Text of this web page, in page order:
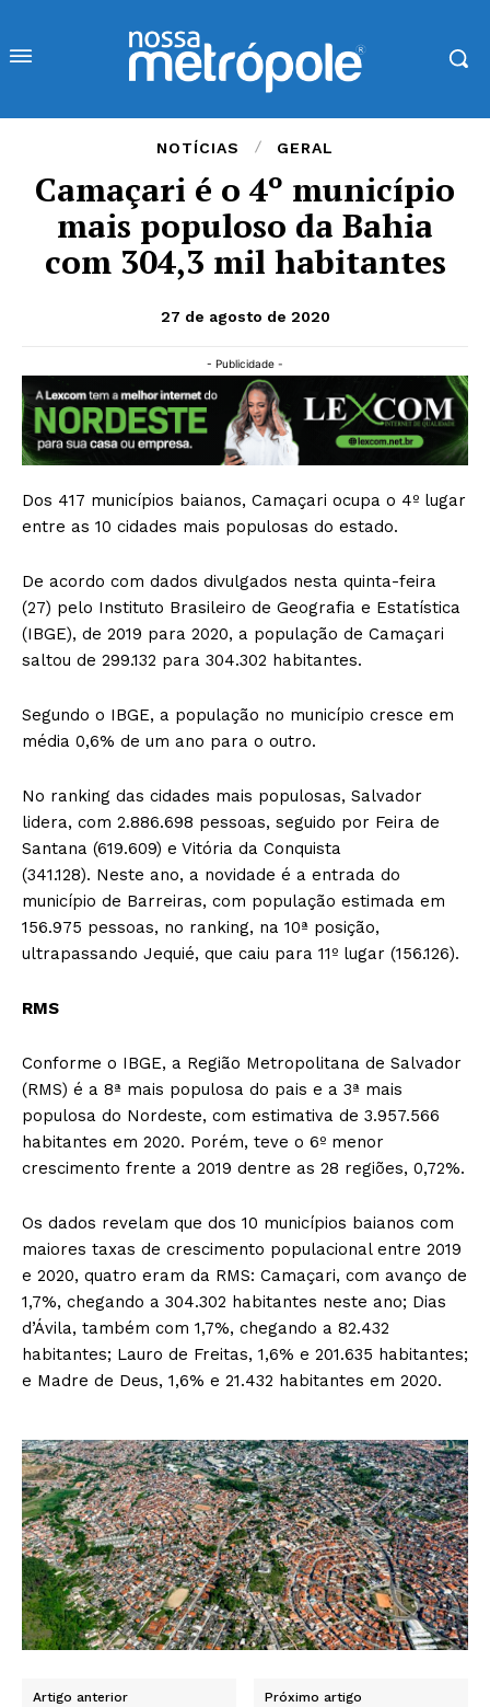
NOTÍCIAS GERAL
Camaçari é o 4º município
mais populoso da Bahia
com 304,3 mil habitantes
27 de agosto de 2020
- Publicidade -
Dos 417 municípios baianos, Camaçari ocupa o 4º lugar
entre as 10 cidades mais populosas do estado.
De acordo com dados divulgados nesta quinta-feira
(27) pelo Instituto Brasileiro de Geografia e Estatística
(IBGE), de 2019 para 2020, a população de Camaçari
saltou de 299.132 para 304.302 habitantes.
Segundo o IBGE, a população no município cresce em
média 0,6% de um ano para o outro.
No ranking das cidades mais populosas, Salvador
lidera, com 2.886.698 pessoas, seguido por Feira de
Santana (619.609) e Vitória da Conquista
(341.128). Neste ano, a novidade é a entrada do
município de Barreiras, com população estimada em
156.975 pessoas, no ranking, na 10ª posição,
ultrapassando Jequié, que caiu para 11º lugar (156.126).
RMS
Conforme o IBGE, a Região Metropolitana de Salvador
(RMS) é a 8ª mais populosa do pais e a 3ª mais
populosa do Nordeste, com estimativa de 3.957.566
habitantes em 2020. Porém, teve o 6º menor
crescimento frente a 2019 dentre as 28 regiões, 0,72%.
Os dados revelam que dos 10 municípios baianos com
maiores taxas de crescimento populacional entre 2019
e 2020, quatro eram da RMS: Camaçari, com avanço de
1,7%, chegando a 304.302 habitantes neste ano; Dias
d’Ávila, também com 1,7%, chegando a 82.432
habitantes; Lauro de Freitas, 1,6% e 201.635 habitantes;
e Madre de Deus, 1,6% e 21.432 habitantes em 2020.
Artigo anterior Próximo artigo